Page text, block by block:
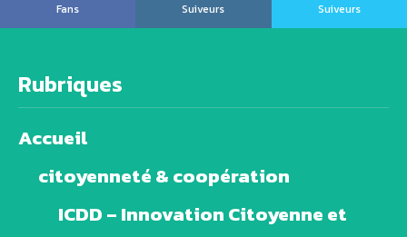
Fans
Suiveurs
Suiveurs
Rubriques
Accueil
citoyenneté & coopération
ICDD – Innovation Citoyenne et